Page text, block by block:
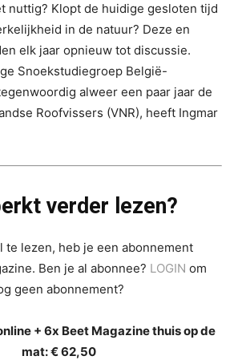
nuttig? Klopt de huidige gesloten tijd
in de natuur? Deze en
elk jaar opnieuw tot discussie.
Snoekstudiegroep België-
alweer een paar jaar de
Roofvissers (VNR), heeft Ingmar
verder lezen?
te lezen, heb je een abonnement
Ben je al abonnee? LOGIN om
geen abonnement?
+ 6x Beet Magazine thuis op de
mat: € 62,50